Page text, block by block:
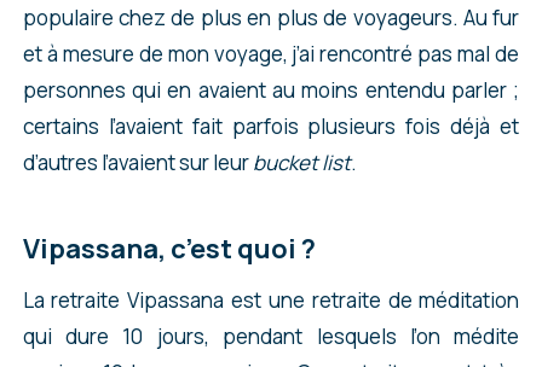
populaire chez de plus en plus de voyageurs. Au fur
et à mesure de mon voyage, j’ai rencontré pas mal de
personnes qui en avaient au moins entendu parler ;
certains l’avaient fait parfois plusieurs fois déjà et
d’autres l’avaient sur leurbucket list.
Vipassana, c’est quoi ?
La retraite Vipassana est une retraite de méditation
qui dure 10 jours, pendant lesquels l’on médite